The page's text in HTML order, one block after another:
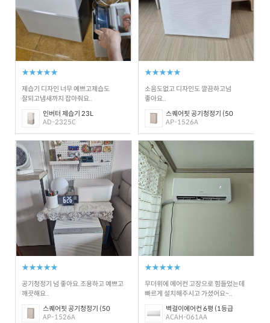
★★★★★
제습기 디자인 너무 예쁘고제습도
잘되고냄새까지 잡아줘요..
인버터 제습기 23L
AD-2325C
★★★★★
소음도없고 디자인도 깔끔하고넘
좋아요..
스퀘어핏 공기청정기 (50
AP-1526A
★★★★★
공기청정기 넘 좋아요.조용하고 예쁘고
깨끗해요..
스퀘어핏 공기청정기 (50
AP-1526A
★★★★★
무더위에 에어컨 고장으로 힘들었는데
빠르게 설치해주시고 가셨어요~..
벽걸이에어컨 6평 (1등급
ACAH-061AA